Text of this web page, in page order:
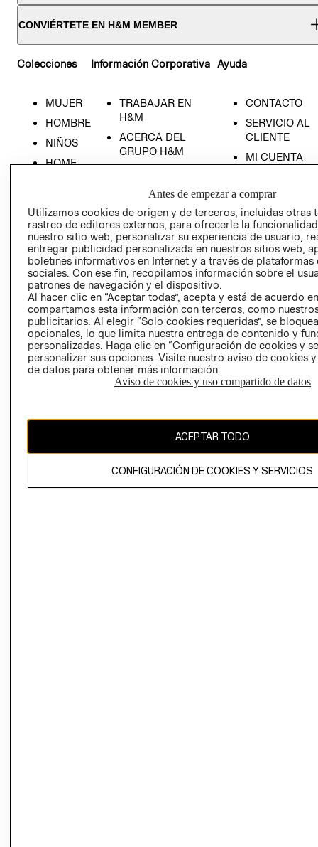
CONVIÉRTETE EN H&M MEMBER
Colecciones
MUJER
HOMBRE
NIÑOS
HOME
Información Corporativa
TRABAJAR EN
H&M
ACERCA DEL
GRUPO H&M
RELACIÓN CON
INVERSIONISTAS
POLÍTICA
EMPRESARIAL
Ayuda
CONTACTO
SERVICIO AL
CLIENTE
MI CUENTA
TIENDAS
- RETIRO EN
TIENDA
TÉRMINOS Y
CONDICIONES
AVISO DE
PRIVACIDAD
GIFT CARD
AVISO DE
COOKIES
CAMBIAR REGIÓN
Antes de empezar a comprar
Utilizamos cookies de origen y de terceros, incluidas otras
rastreo de editores externos, para ofrecerle la
nuestro sitio web, personalizar su experiencia de usuario,
entregar publicidad personalizada en nuestros sitios web,
boletines informativos en Internet y a través de plataformas
sociales. Con ese fin, recopilamos información sobre el
patrones de navegación y el dispositivo.
Al hacer clic en “Aceptar todas”, acepta y está de acuerdo
compartamos esta información con terceros, como
publicitarios. Al elegir “Solo cookies requeridas”, se
opcionales, lo que limita nuestra entrega de contenido y
personalizadas. Haga clic en “Configuración de cookies y
personalizar sus opciones. Visite nuestro aviso de cookies
de datos para obtener más información.
Aviso de cookies y uso compartido de datos
ACEPTAR TODO
CONFIGURACIÓN DE COOKIES Y SERVICIOS